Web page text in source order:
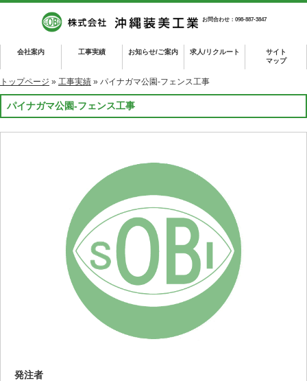
お問合わせ：098-887-3847
会社案内 工事実績 お知らせ/ご案内 求人/リクルート
サイト
マップ
トップページ » 工事実績 » パイナガマ公園-フェンス工事
パイナガマ公園-フェンス工事
発注者